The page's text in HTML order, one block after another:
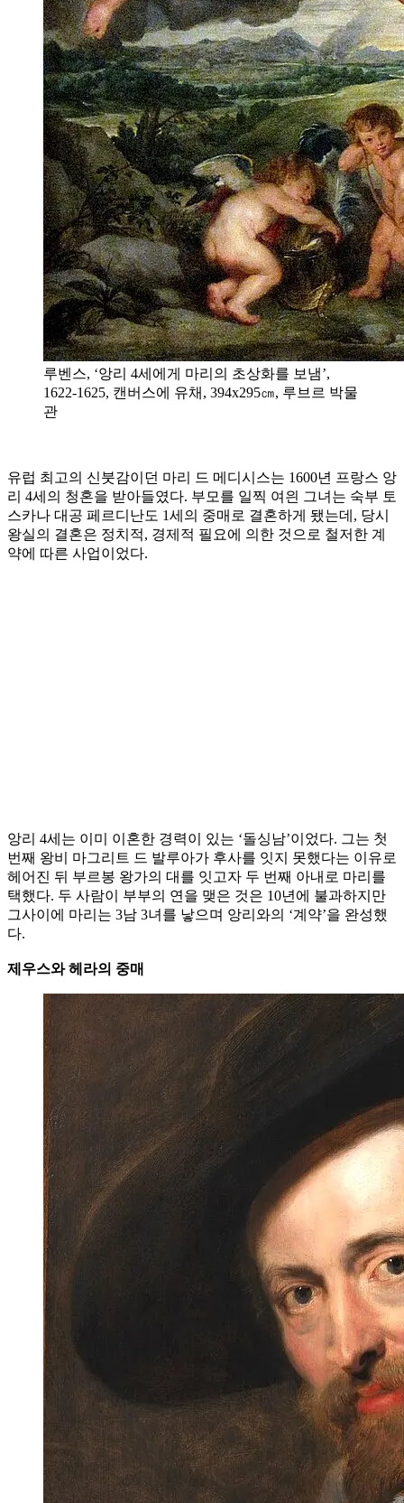
루벤스, ‘앙리 4세에게 마리의 초상화를 보냄’,
1622-1625, 캔버스에 유채, 394x295㎝, 루브르 박물
관
유럽 최고의 신붓감이던 마리 드 메디시스는 1600년 프랑스 앙
리 4세의 청혼을 받아들였다. 부모를 일찍 여읜 그녀는 숙부 토
스카나 대공 페르디난도 1세의 중매로 결혼하게 됐는데, 당시
왕실의 결혼은 정치적, 경제적 필요에 의한 것으로 철저한 계
약에 따른 사업이었다.
앙리 4세는 이미 이혼한 경력이 있는 ‘돌싱남’이었다. 그는 첫
번째 왕비 마그리트 드 발루아가 후사를 잇지 못했다는 이유로
헤어진 뒤 부르봉 왕가의 대를 잇고자 두 번째 아내로 마리를
택했다. 두 사람이 부부의 연을 맺은 것은 10년에 불과하지만
그사이에 마리는 3남 3녀를 낳으며 앙리와의 ‘계약’을 완성했
다.
제우스와 헤라의 중매